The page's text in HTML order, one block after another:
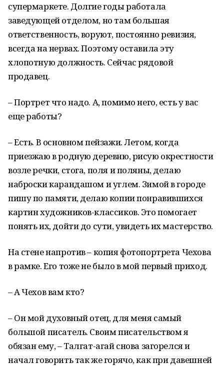
супермаркете. Долгие годы работала
заведующей отделом, но там большая
ответственность, воруют, постоянно ревизия,
всегда на нервах. Поэтому оставила эту
хлопотную должность. Сейчас рядовой
продавец.
– Портрет что надо. А, помимо него, есть у вас
еще работы?
– Есть. В основном пейзажи. Летом, когда
приезжаю в родную деревню, рисую окрестности
возле речки, стога, поля и поляны, делаю
наброски карандашом и углем. Зимой в городе
пишу по памяти, делаю копии понравившихся
картин художников-классиков. Это помогает
понять их, дойти до сути, увидеть их мастерство.
На стене напротив – копия фотопортрета Чехова
в рамке. Его тоже не было в мой первый приход.
– А Чехов вам кто?
– Он мой духовный отец, для меня самый
большой писатель. Своим писательством я
обязан ему, – Талгат-агай снова загорелся и
начал говорить так же горячо, как при давешней